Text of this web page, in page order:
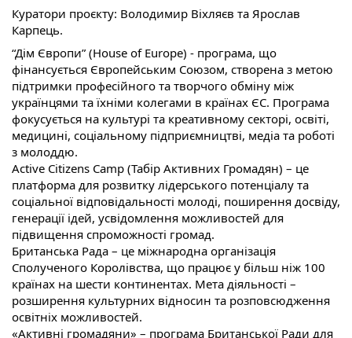
Куратори проєкту: Володимир Віхляєв та Ярослав
Карпець.
“Дім Європи” (House of Europe) - програма, що
фінансується Європейським Союзом, створена з метою
підтримки професійного та творчого обміну між
українцями та їхніми колегами в країнах ЄС. Програма
фокусується на культурі та креативному секторі, освіті,
медицині, соціальному підприємництві, медіа та роботі
з молоддю.
Active Citizens Camp (Табір Активних Громадян) – це
платформа для розвитку лідерського потенціалу та
соціальної відповідальності молоді, поширення досвіду,
генерації ідей, усвідомлення можливостей для
підвищення спроможності громад.
Британська Рада – це міжнародна організація
Сполученого Королівства, що працює у більш ніж 100
країнах на шести континентах. Мета діяльності –
розширення культурних відносин та розповсюдження
освітніх можливостей.
«Активні громадяни» – програма Британської Ради для